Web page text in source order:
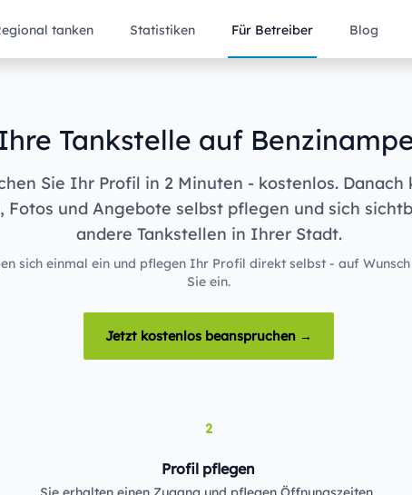
tanken Statistiken Für Betreiber Blog
Tankstelle auf
Sie Ihr Profil in 2 Minuten - kostenlos. Danach
Fotos und Angebote selbst pflegen und sich
andere Tankstellen in Ihrer Stadt.
sich einmal ein und pflegen Ihr Profil direkt selbst - auf
Sie ein.
Jetzt kostenlos beanspruchen →
2
Profil pflegen